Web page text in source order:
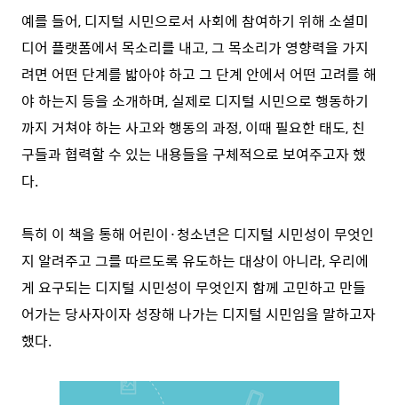
예를 들어, 디지털 시민으로서 사회에 참여하기 위해 소셜미
디어 플랫폼에서 목소리를 내고, 그 목소리가 영향력을 가지
려면 어떤 단계를 밟아야 하고 그 단계 안에서 어떤 고려를 해
야 하는지 등을 소개하며, 실제로 디지털 시민으로 행동하기
까지 거쳐야 하는 사고와 행동의 과정, 이때 필요한 태도, 친
구들과 협력할 수 있는 내용들을 구체적으로 보여주고자 했
다.
특히 이 책을 통해 어린이·청소년은 디지털 시민성이 무엇인
지 알려주고 그를 따르도록 유도하는 대상이 아니라, 우리에
게 요구되는 디지털 시민성이 무엇인지 함께 고민하고 만들
어가는 당사자이자 성장해 나가는 디지털 시민임을 말하고자
했다.